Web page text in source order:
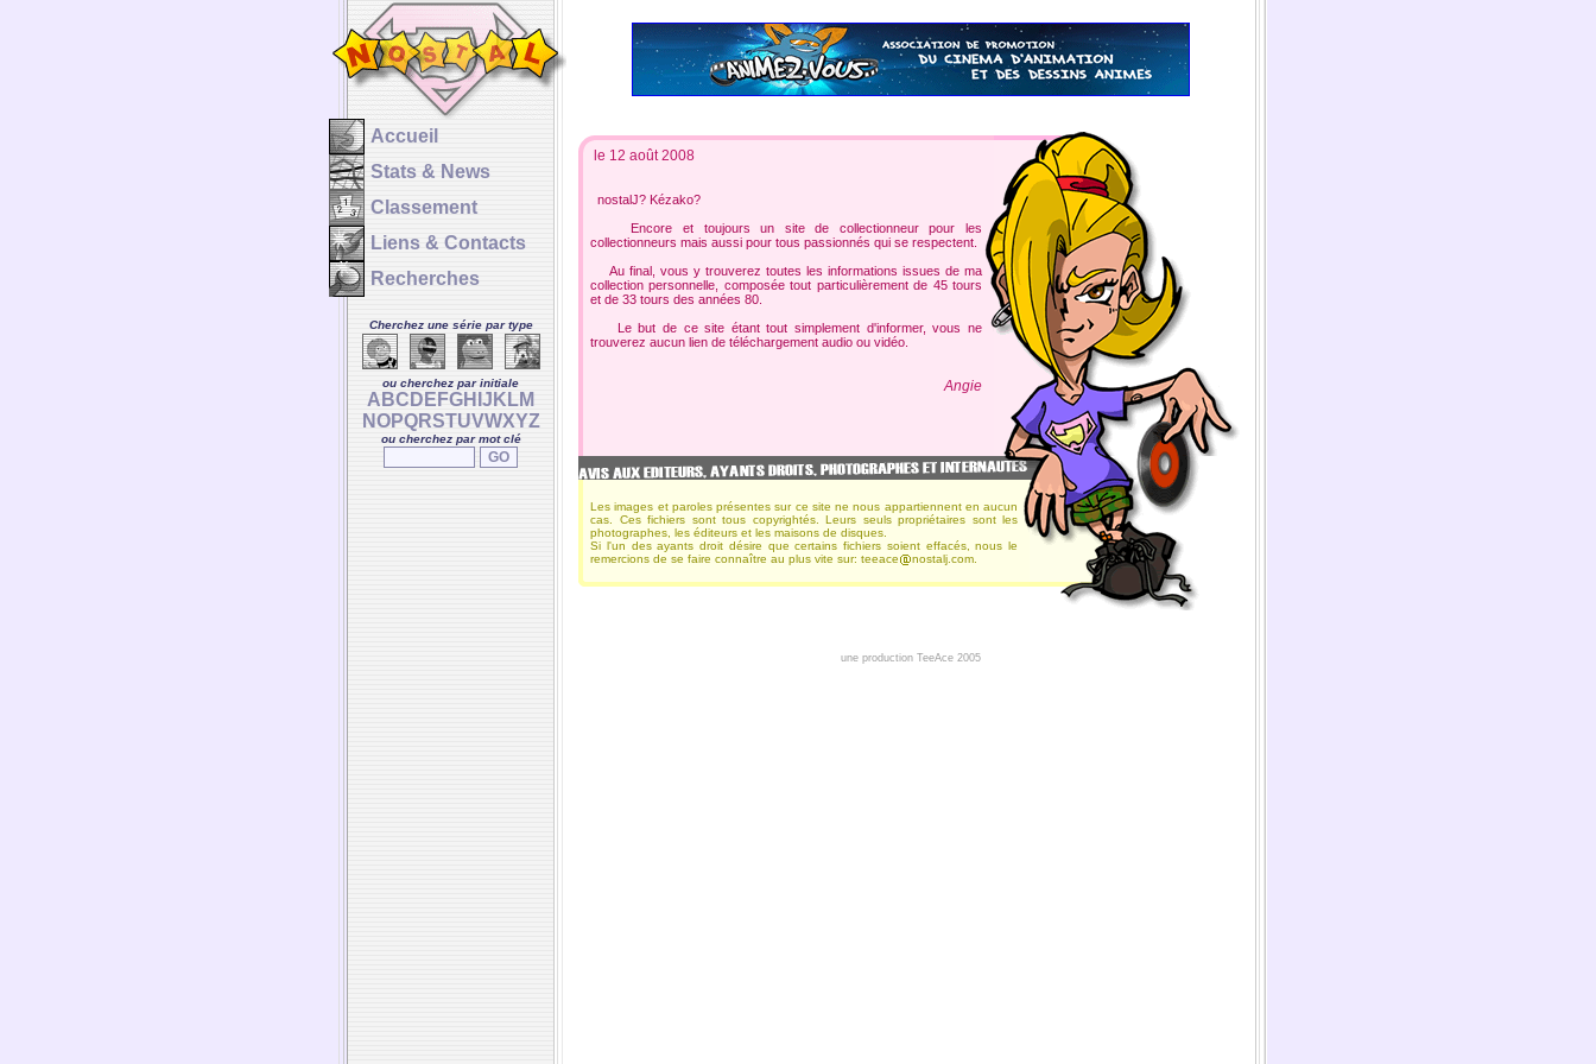
Accueil
Stats & News
Classement
Liens & Contacts
Recherches
Cherchez une série par type
ou cherchez par initiale
A BC D E FGH J K LM
NOPQRSTUVWXYZ
ou cherchez par mot clé
le 12 août 2008
nostalJ? Kézako?
Encore et toujours un site de collectionneur pour les
collectionneurs mais aussi pour tous passionnés qui se respectent.
Au final, vous y trouverez toutes les informations issues de ma
collection personnelle, composée tout particulièrement de 45 tours
et de 33 tours des années 80.
Le but de ce site étant tout simplement d'informer, vous ne
trouverez aucun lien de téléchargement audio ou vidéo.
Angie
Les images et paroles présentes sur ce site ne nous appartiennent en aucun
cas. Ces fichiers sont tous copyrightés. Leurs seuls propriétaires sont les
photographes, les éditeurs et les maisons de disques.
Si l'un des ayants droit désire que certains fichiers soient effacés, nous le
remercions de se faire connaître au plus vite sur: teeace
nostalj.com.
une production TeeAce 2005